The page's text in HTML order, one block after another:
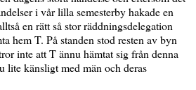
i vår lilla semesterby hakade en
en rätt så stor räddningsdelegation
hem T. På standen stod resten av byn
inte att T ännu hämtat sig från denna
lite känsligt med män och deras